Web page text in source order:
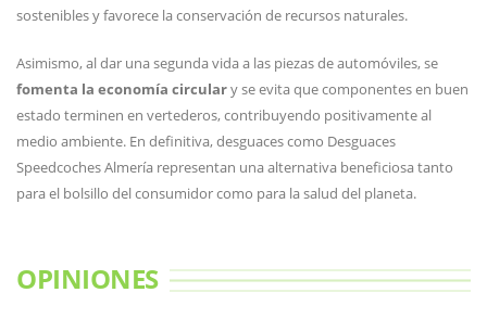
sostenibles y favorece la conservación de recursos naturales.
Asimismo, al dar una segunda vida a las piezas de automóviles, se
fomenta la economía circulary se evita que componentes en buen
estado terminen en vertederos, contribuyendo positivamente al
medio ambiente. En definitiva, desguaces como Desguaces
Speedcoches Almería representan una alternativa beneficiosa tanto
para el bolsillo del consumidor como para la salud del planeta.
OPINIONES